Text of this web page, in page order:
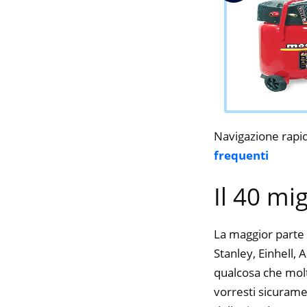
Navigazione
frequenti
Il 40
La maggior
Stanley, Einhell,
qualcosa che
vorresti